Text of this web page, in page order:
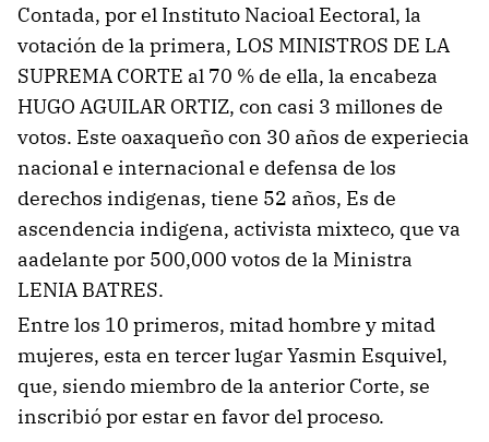
Contada, por el Instituto Nacioal Eectoral, la
votación de la primera, LOS MINISTROS DE LA
SUPREMA CORTE al 70 % de ella, la encabeza
HUGO AGUILAR ORTIZ, con casi 3 millones de
votos. Este oaxaqueño con 30 años de experiecia
nacional e internacional e defensa de los
derechos indigenas, tiene 52 años, Es de
ascendencia indigena, activista mixteco, que va
aadelante por 500,000 votos de la Ministra
LENIA BATRES.
Entre los 10 primeros, mitad hombre y mitad
mujeres, esta en tercer lugar Yasmin Esquivel,
que, siendo miembro de la anterior Corte, se
inscribió por estar en favor del proceso.